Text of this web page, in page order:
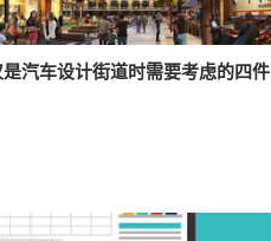
汽车设计街道时需要考虑的四件